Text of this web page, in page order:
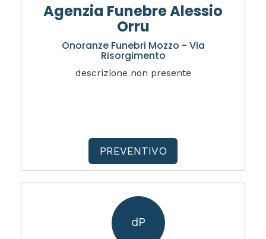
Agenzia Funebre Alessio
Orru
Onoranze Funebri Mozzo - Via
Risorgimento
descrizione non presente
PREVENTIVO
dP